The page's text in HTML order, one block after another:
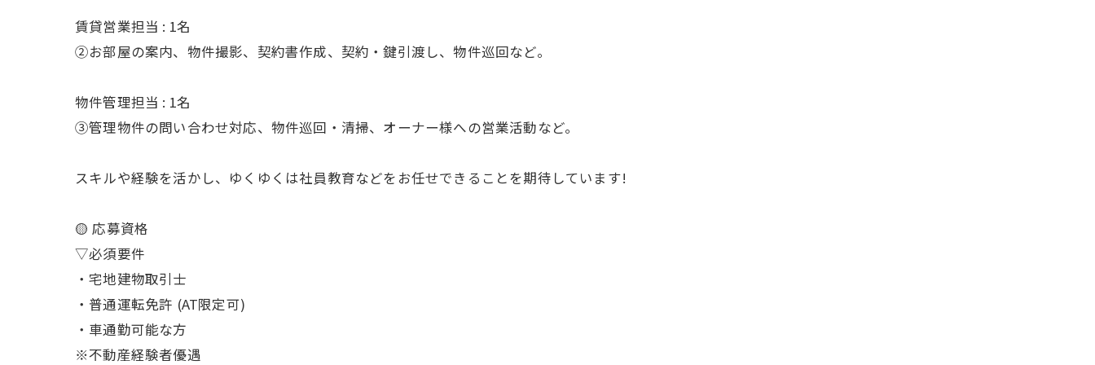
賃貸営業担当 : 1名
②お部屋の案内、物件撮影、契約書作成、契約・鍵引渡し、物件巡回など。
物件管理担当 : 1名
③管理物件の問い合わせ対応、物件巡回・清掃、オーナー様への営業活動など。
スキルや経験を活かし、ゆくゆくは社員教育などをお任せできることを期待しています!
🟡 応募資格
▽必須要件
・宅地建物取引士
・普通運転免許 (AT限定可)
・車通勤可能な方
※不動産経験者優遇